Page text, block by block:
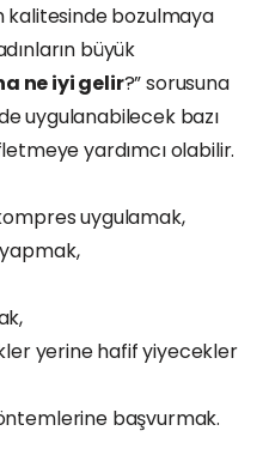
kalitesinde bozulmaya
büyük
ne iyi gelir?” sorusuna
uygulanabilecek bazı
yardımcı olabilir.
uygulamak,
yerine hafif yiyecekler
başvurmak.